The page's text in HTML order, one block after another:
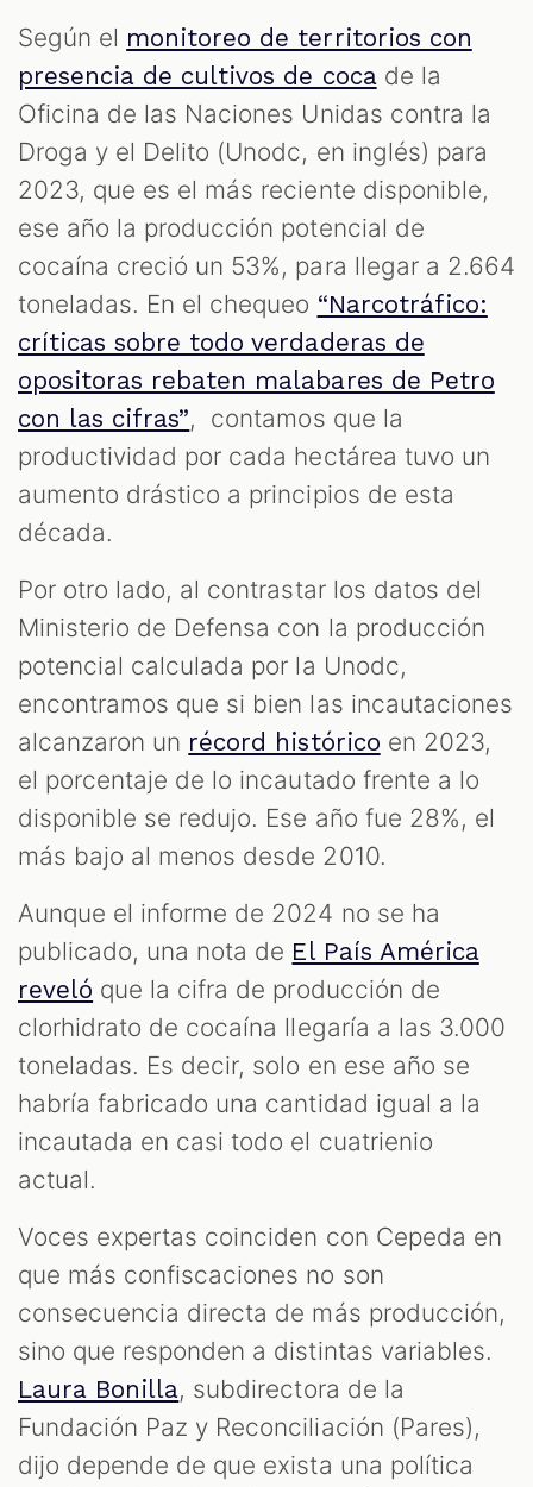
Según el monitoreo de territorios con
presencia de cultivos de cocade la
Oficina de las Naciones Unidas contra la
Droga y el Delito (Unodc, en inglés) para
2023, que es el más reciente disponible,
ese año la producción potencial de
cocaína creció un 53%, para llegar a 2.664
toneladas. En el chequeo “Narcotráfico:
críticas sobre todo verdaderas de
opositoras rebaten malabares de Petro
con las cifras”, contamos que la
productividad por cada hectárea tuvo un
aumento drástico a principios de esta
década.
Por otro lado, al contrastar los datos del
Ministerio de Defensa con la producción
potencial calculada por la Unodc,
encontramos que si bien las incautaciones
alcanzaron un récord histórico en 2023,
el porcentaje de lo incautado frente a lo
disponible se redujo. Ese año fue 28%, el
más bajo al menos desde 2010.
Aunque el informe de 2024 no se ha
publicado, una nota de El País América
reveló que la cifra de producción de
clorhidrato de cocaína llegaría a las 3.000
toneladas. Es decir, solo en ese año se
habría fabricado una cantidad igual a la
incautada en casi todo el cuatrienio
actual.
Voces expertas coinciden con Cepeda en
que más confiscaciones no son
consecuencia directa de más producción,
sino que responden a distintas variables.
Laura Bonilla, subdirectora de la
Fundación Paz y Reconciliación (Pares),
dijo depende de que exista una política